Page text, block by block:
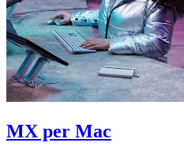
MX per Mac